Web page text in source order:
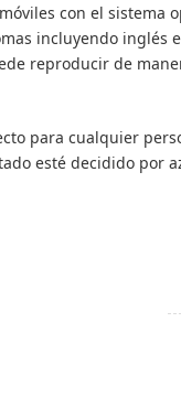
con el sistema
incluyendo inglés
reproducir de
para cualquier
esté decidido por